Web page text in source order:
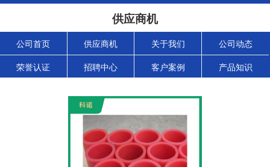
供应商机
公司首页 供应商机 关于我们 公司动态
荣誉认证 招聘中心 客户案例 产品知识